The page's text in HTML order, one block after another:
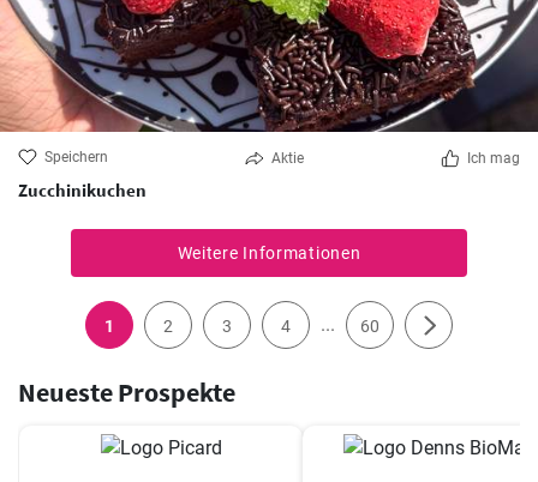
Speichern Aktie Ich mag
Zucchinikuchen
Weitere Informationen
1 2 3 4 ... 60
Neueste Prospekte